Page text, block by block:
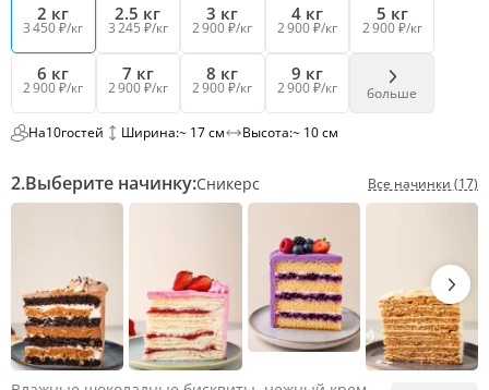
2 кг
3 450 ₽/кг
2.5 кг
3 245 ₽/кг
3 кг
2 900 ₽/кг
4 кг
2 900 ₽/кг
5 кг
2 900 ₽/кг
6 кг
2 900 ₽/кг
7 кг
2 900 ₽/кг
8 кг
2 900 ₽/кг
9 кг
2 900 ₽/кг больше
На10гостей Ширина:~ 17 см Высота:~ 10 см
2.Выберите начинку:Сникерс Все начинки (17)